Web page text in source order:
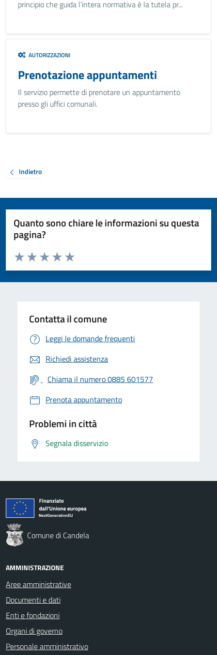
principio che guida l’intera normativa è la tutela pr...
AUTORIZZAZIONI
Prenotazione appuntamenti
Il servizio permette di prenotare un appuntamento
presso gli uffici comunali.
Indietro
Quanto sono chiare le informazioni su questa
pagina?
Valuta da 1 a 5 stelle la pagina
Valuta 5 stelle su 5
Valuta 4 stelle su 5
Valuta 3 stelle su 5
Valuta 2 stelle su 5
Valuta 1 stelle su 5
Contatta il comune
Leggi le domande frequenti
Richiedi assistenza
Chiama il numero 0885 601577
Prenota appuntamento
Problemi in città
Segnala disservizio
Comune di Candela
AMMINISTRAZIONE
Aree amministrative
Documenti e dati
Enti e fondazioni
Organi di governo
Personale amministrativo